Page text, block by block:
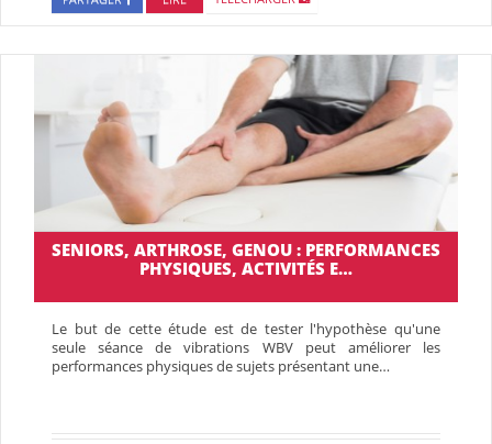
SENIORS, ARTHROSE, GENOU : PERFORMANCES
PHYSIQUES, ACTIVITÉS E…
Le but de cette étude est de tester l'hypothèse qu'une
seule séance de vibrations WBV peut améliorer les
performances physiques de sujets présentant une…